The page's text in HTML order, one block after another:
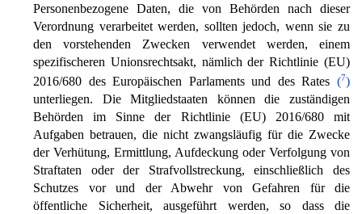
Personenbezogene Daten, die von Behörden nach dieser
Verordnung verarbeitet werden, sollten jedoch, wenn sie zu
den vorstehenden Zwecken verwendet werden, einem
spezifischeren Unionsrechtsakt, nämlich der Richtlinie (EU)
2016/680 des Europäischen Parlaments und des Rates (7)
unterliegen. Die Mitgliedstaaten können die zuständigen
Behörden im Sinne der Richtlinie (EU) 2016/680 mit
Aufgaben betrauen, die nicht zwangsläufig für die Zwecke
der Verhütung, Ermittlung, Aufdeckung oder Verfolgung von
Straftaten oder der Strafvollstreckung, einschließlich des
Schutzes vor und der Abwehr von Gefahren für die
öffentliche Sicherheit, ausgeführt werden, so dass die